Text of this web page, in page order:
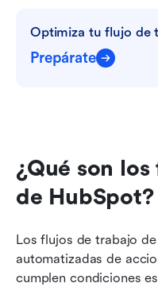
Optimiza tu flujo de
Prepárate
¿Qué son
de HubSpot?
Los flujos de trabajo
automatizadas de
cumplen condiciones